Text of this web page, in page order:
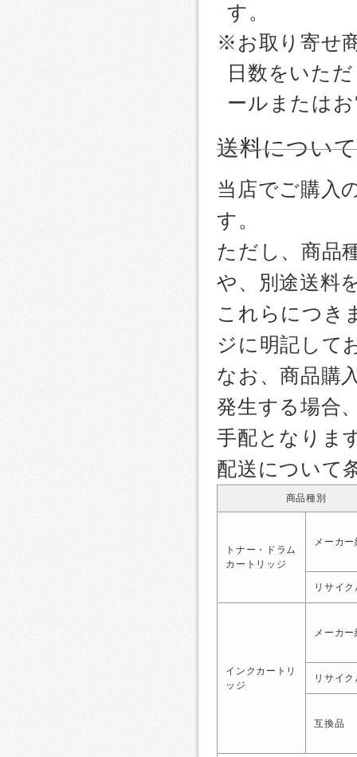
す。
※お取り寄せ
日数をいた
ールまたは
送料について
当店でご購入
す。
ただし、商品
や、別途送料
これらにつき
ジに明記して
なお、商品購
発生する場合
手配となりま
配送について
商品種別
トナー・ドラム
カートリッジ
メーカ
リサイ
インクカートリ
ッジ
メーカ
リサイ
互換品